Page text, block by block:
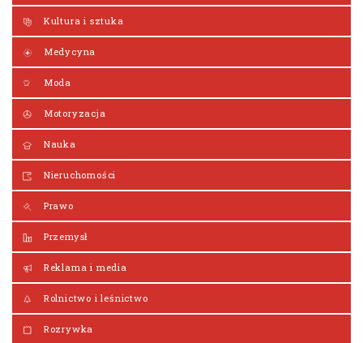
Kultura i sztuka
Medycyna
Moda
Motoryzacja
Nauka
Nieruchomości
Prawo
Przemysł
Reklama i media
Rolnictwo i leśnictwo
Rozrywka